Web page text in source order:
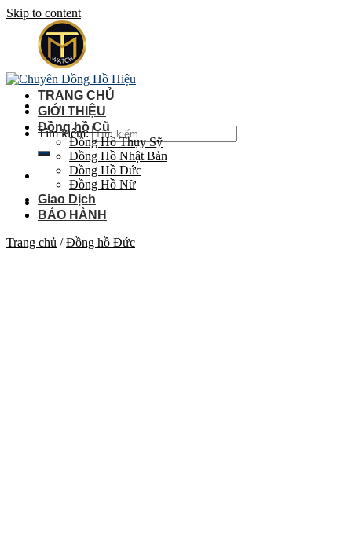
Skip to content
Tìm kiếm:
TRANG CHỦ
GIỚI THIỆU
Đồng hồ Cũ
Đồng Hồ Thụy Sỹ
Đồng Hồ Nhật Bản
Đồng Hồ Đức
Đồng Hồ Nữ
Giao Dịch
BẢO HÀNH
Trang chủ / Đồng hồ Đức